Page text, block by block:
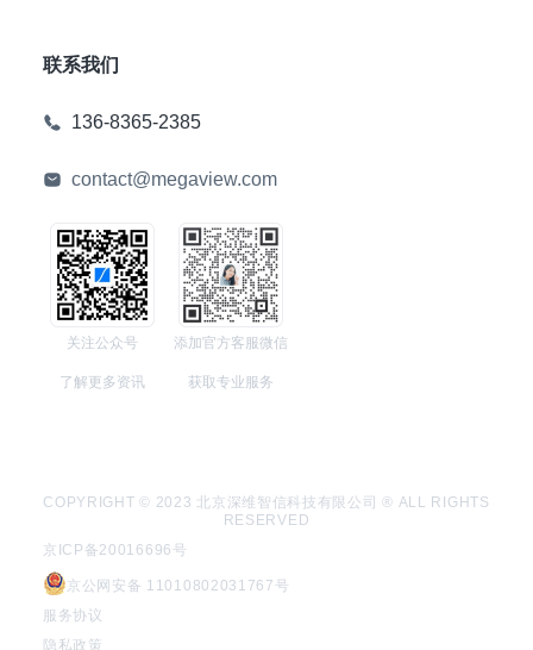
联系我们
136-8365-2385
contact@megaview.com
关注公众号
了解更多资讯
添加官方客服微信
获取专业服务
COPYRIGHT © 2023 北京深维智信科技有限公司 ® ALL RIGHTS
RESERVED
京ICP备20016696号
京公网安备 11010802031767号
服务协议
隐私政策